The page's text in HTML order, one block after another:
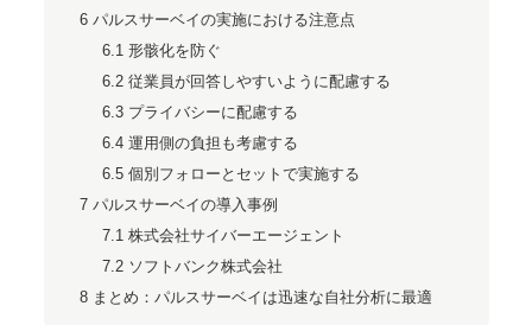
6パルスサーベイの実施における注意点
6.1 形骸化を防ぐ
6.2 従業員が回答しやすいように配慮する
6.3 プライバシーに配慮する
6.4 運用側の負担も考慮する
6.5 個別フォローとセットで実施する
7パルスサーベイの導入事例
7.1 株式会社サイバーエージェント
7.2 ソフトバンク株式会社
8まとめ：パルスサーベイは迅速な自社分析に最適